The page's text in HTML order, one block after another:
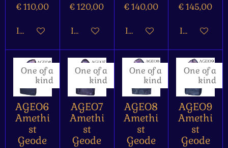
€ 110,00
In winkelwagen
€ 120,00
In winkelwagen
€ 140,00
In winkelwagen
€ 145,00
In
One of a
kind
AGEO6
Amethi
st
Geode
One of a
kind
AGEO7
Amethi
st
Geode
One of a
kind
AGEO8
Amethi
st
Geode
One of a
kind
AGEO9
Amethi
st
Geode